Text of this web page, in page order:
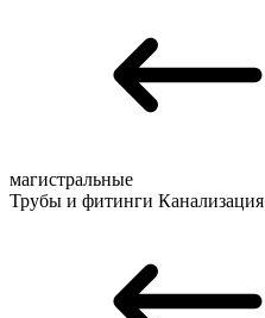
магистральные
Трубы и фитинги Канализация